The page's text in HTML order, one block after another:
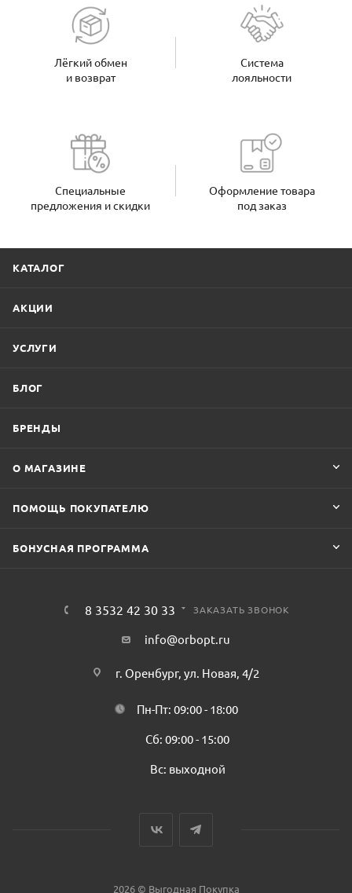
Лёгкий обмен
и возврат
Система
лояльности
Специальные
предложения и скидки
Оформление товара
под заказ
КАТАЛОГ
АКЦИИ
УСЛУГИ
БЛОГ
БРЕНДЫ
О МАГАЗИНЕ
ПОМОЩЬ ПОКУПАТЕЛЮ
БОНУСНАЯ ПРОГРАММА
8 3532 42 30 33 ЗАКАЗАТЬ ЗВОНОК
info@orbopt.ru
г. Оренбург, ул. Новая, 4/2
Пн-Пт: 09:00 - 18:00
Сб: 09:00 - 15:00
Вс: выходной
2026 © Выгодная Покупка